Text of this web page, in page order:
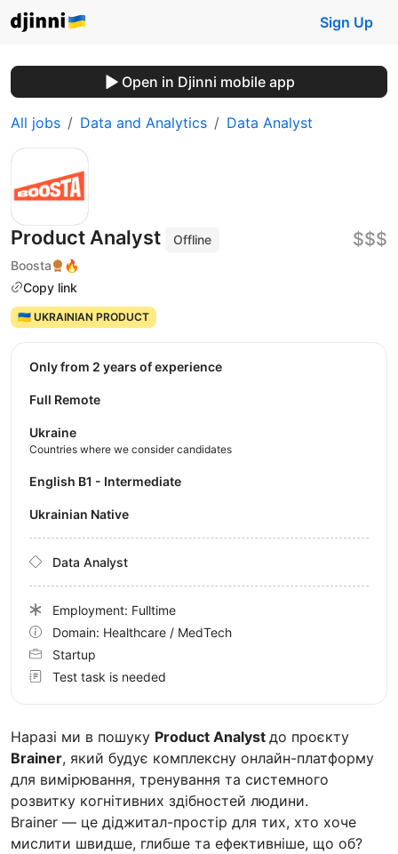
Sign Up
Open in Djinni mobile app
All jobs Data and Analytics Data Analyst
Product Analyst
Offline
Boosta
🔥
Copy link
$$$
🇺🇦 UKRAINIAN PRODUCT
Наразі ми в пошуку Product Analyst до проєкту
Brainer, який будує комплексну онлайн-платформу
для вимірювання, тренування та системного
розвитку когнітивних здібностей людини.
Brainer — це діджитал-простір для тих, хто хоче
мислити швидше, глибше та ефективніше, що об?
Only from 2 years of experience
Full Remote
Ukraine
Countries where we consider candidates
English B1 - Intermediate
Ukrainian Native
Data Analyst
Employment: Fulltime
Domain: Healthcare / MedTech
Startup
Test task is needed